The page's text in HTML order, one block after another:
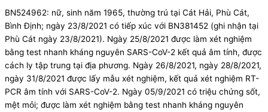
BN524962: nữ, sinh năm 1965, thường trú tại Cát Hải, Phù Cát,
Bình Định; ngày 23/8/2021 có tiếp xúc với BN381452 (ghi nhận tại
Phù Cát ngày 23/8/2021). Ngày 25/8/2021 được làm xét nghiệm
bằng test nhanh kháng nguyên SARS-CoV-2 kết quả âm tính, được
cách ly tập trung tại địa phương. Ngày 26/8/2021, ngày 28/8/2021,
ngày 31/8/2021 được lấy mẫu xét nghiệm, kết quả xét nghiệm RT-
PCR âm tính với SARS-CoV-2. Ngày 05/9/2021 có triệu chứng sốt,
mệt mỏi; được làm xét nghiệm bằng test nhanh kháng nguyên